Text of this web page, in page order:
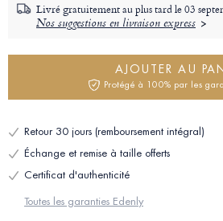
Livré gratuitement au plus tard le03
Nos suggestions en livraison express
AJOUTER AU
Protégé à 100% par les
Retour 30 jours (remboursement intégral)
Échange et remise à taille offerts
Certificat d'authenticité
Toutes les garanties Edenly